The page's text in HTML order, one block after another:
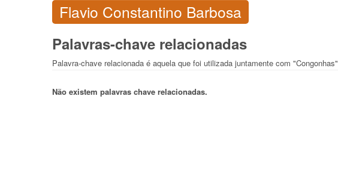
Flavio Constantino Barbosa
Palavras-chave relacionadas
Palavra-chave relacionada é aquela que foi utilizada juntamente com "Congonhas"
Não existem palavras chave relacionadas.